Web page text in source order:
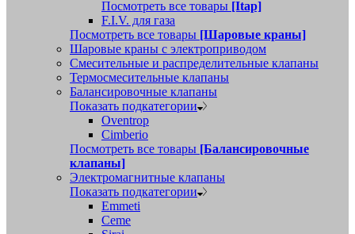
Посмотреть все товары [Itap]
F.I.V. для газа
Посмотреть все товары [Шаровые краны]
Шаровые краны с электроприводом
Смесительные и распределительные клапаны
Термосмесительные клапаны
Балансировочные клапаны
Показать подкатегории
Oventrop
Cimberio
Посмотреть все товары [Балансировочные
клапаны]
Электромагнитные клапаны
Показать подкатегории
Emmeti
Ceme